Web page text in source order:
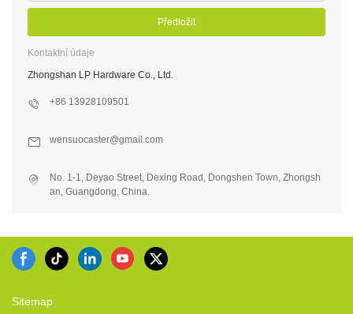
Předložit
Kontaktní údaje
Zhongshan LP Hardware Co., Ltd.
+86 13928109501
wensuocaster@gmail.com
No. 1-1, Deyao Street, Dexing Road, Dongshen Town, Zhongsh
an, Guangdong, China.
Sitemap